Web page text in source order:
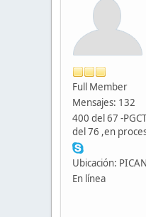
Full Member
Mensajes: 132
400 del 67 -
del 76 ,en
Ubicación:
En línea